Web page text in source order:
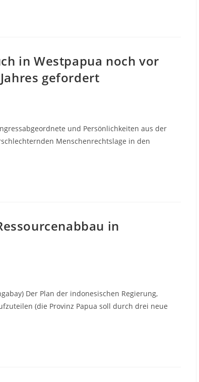
in Westpapua noch vor
gefordert
und Persönlichkeiten aus der
Menschenrechtslage in den
in
Der Plan der indonesischen Regierung,
(die Provinz Papua soll durch drei neue